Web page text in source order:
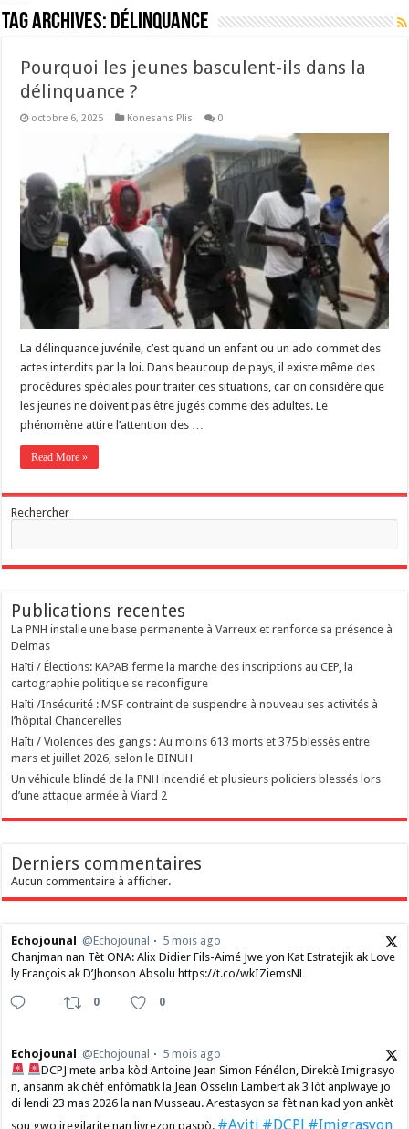
Tag Archives: délinquance
Pourquoi les jeunes basculent-ils dans la
délinquance ?
octobre 6, 2025 Konesans Plis 0
La délinquance juvénile, c’est quand un enfant ou un ado commet des
actes interdits par la loi. Dans beaucoup de pays, il existe même des
procédures spéciales pour traiter ces situations, car on considère que
les jeunes ne doivent pas être jugés comme des adultes. Le
phénomène attire l’attention des …
Read More »
Rechercher
Publications recentes
La PNH installe une base permanente à Varreux et renforce sa présence à
Delmas
Haïti / Élections: KAPAB ferme la marche des inscriptions au CEP, la
cartographie politique se reconfigure
Haïti /Insécurité : MSF contraint de suspendre à nouveau ses activités à
l’hôpital Chancerelles
Haïti / Violences des gangs : Au moins 613 morts et 375 blessés entre
mars et juillet 2026, selon le BINUH
Un véhicule blindé de la PNH incendié et plusieurs policiers blessés lors
d’une attaque armée à Viard 2
Derniers commentaires
Aucun commentaire à afficher.
Echojounal @Echojounal
5 mois ago
Chanjman nan Tèt ONA: Alix Didier Fils-Aimé Jwe yon Kat Estratejik ak Love
ly François ak D’Jhonson Absolu https://t.co/wkIZiemsNL
0 0
Echojounal @Echojounal
5 mois ago
DCPJ mete anba kòd Antoine Jean Simon Fénélon, Direktè Imigrasyo
n, ansanm ak chèf enfòmatik la Jean Osselin Lambert ak 3 lòt anplwaye jo
di lendi 23 mas 2026 la nan Musseau. Arestasyon sa fèt nan kad yon ankèt
sou gwo iregilarite nan livrezon paspò. #Ayiti #DCPJ #Imigrasyon